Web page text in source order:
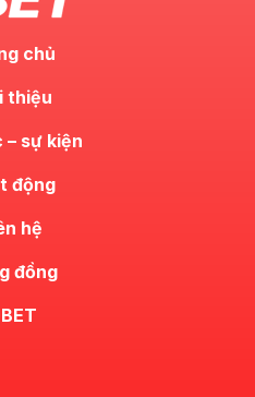
chủ
thiệu
sự kiện
động
hệ
đồng